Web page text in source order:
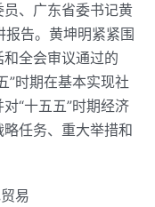
、广东省委书记黄
告。黄坤明紧紧围
全会审议通过的
”时期在基本实现社
“十五五”时期经济
任务、重大举措和
易